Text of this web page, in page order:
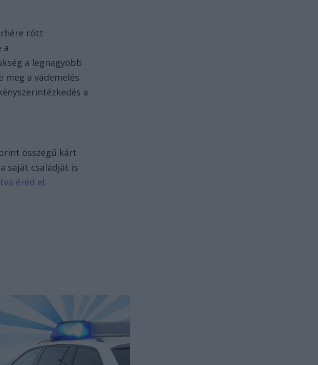
rótt
a
a legnagyobb
meg a vádemelés
a
összegű kárt
saját családját is
éred el.